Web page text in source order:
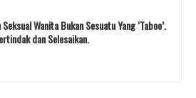
Wanita Bukan Sesuatu Yang ‘Taboo’.
dan Selesaikan.